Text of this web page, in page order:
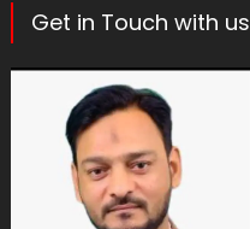
Get in Touch with us